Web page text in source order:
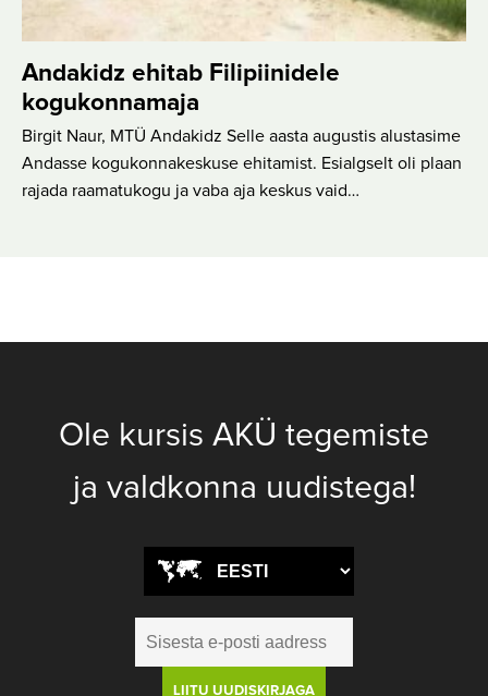
Andakidz ehitab Filipiinidele
kogukonnamaja
Birgit Naur, MTÜ Andakidz Selle aasta augustis alustasime
Andasse kogukonnakeskuse ehitamist. Esialgselt oli plaan
rajada raamatukogu ja vaba aja keskus vaid…
Ole kursis AKÜ tegemiste
ja valdkonna uudistega!